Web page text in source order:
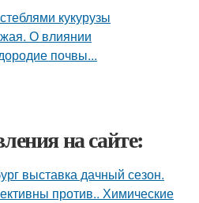
на сайте:
выставка дачный сезон.
против.. Химические